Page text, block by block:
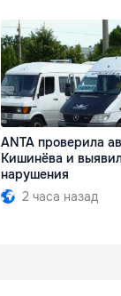
ANTA проверила
Кишинёва и
нарушения
2 часа назад